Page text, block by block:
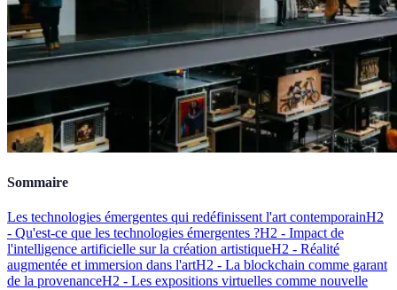
Sommaire
Les technologies émergentes qui redéfinissent l'art contemporainH2
- Qu'est-ce que les technologies émergentes ?H2 - Impact de
l'intelligence artificielle sur la création artistiqueH2 - Réalité
augmentée et immersion dans l'artH2 - La blockchain comme garant
de la provenanceH2 - Les expositions virtuelles comme nouvelle